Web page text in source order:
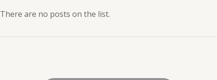
There are no posts on the list.